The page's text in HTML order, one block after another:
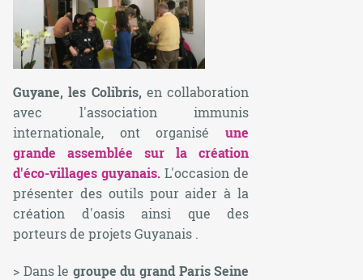
Guyane, les Colibris, en collaboration
avec l'association immunis
internationale, ont organiséune
grande assemblée sur la création
d'éco-villages guyanais. L'occasion de
présenter des outils pour aider à la
création d'oasis ainsi que des
porteurs de projets Guyanais .
> Dans le groupe du grand Paris Seine